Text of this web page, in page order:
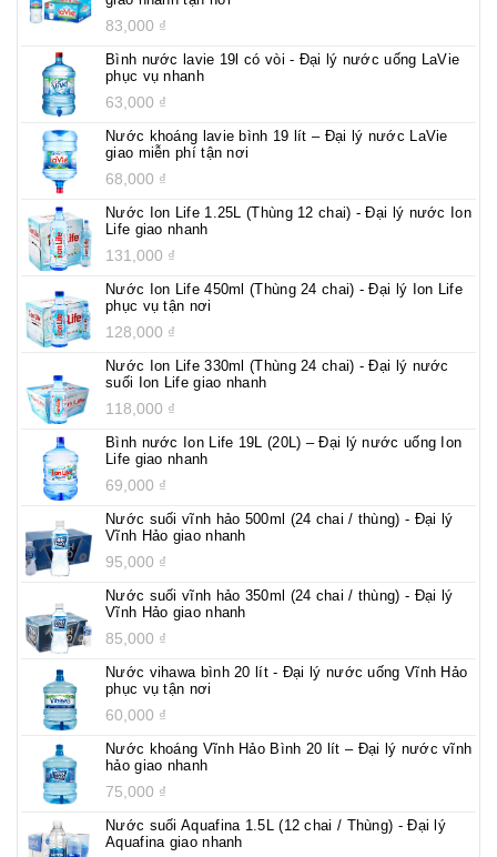
83,000 ₫
Bình nước lavie 19l có vòi - Đại lý nước uống LaVie
phục vụ nhanh
63,000 ₫
Nước khoáng lavie bình 19 lít – Đại lý nước LaVie
giao miễn phí tận nơi
68,000 ₫
Nước Ion Life 1.25L (Thùng 12 chai) - Đại lý nước Ion
Life giao nhanh
131,000 ₫
Nước Ion Life 450ml (Thùng 24 chai) - Đại lý Ion Life
phục vụ tận nơi
128,000 ₫
Nước Ion Life 330ml (Thùng 24 chai) - Đại lý nước
suối Ion Life giao nhanh
118,000 ₫
Bình nước Ion Life 19L (20L) – Đại lý nước uống Ion
Life giao nhanh
69,000 ₫
Nước suối vĩnh hảo 500ml (24 chai / thùng) - Đại lý
Vĩnh Hảo giao nhanh
95,000 ₫
Nước suối vĩnh hảo 350ml (24 chai / thùng) - Đại lý
Vĩnh Hảo giao nhanh
85,000 ₫
Nước vihawa bình 20 lít - Đại lý nước uống Vĩnh Hảo
phục vụ tận nơi
60,000 ₫
Nước khoáng Vĩnh Hảo Bình 20 lít – Đại lý nước vĩnh
hảo giao nhanh
75,000 ₫
Nước suối Aquafina 1.5L (12 chai / Thùng) - Đại lý
Aquafina giao nhanh